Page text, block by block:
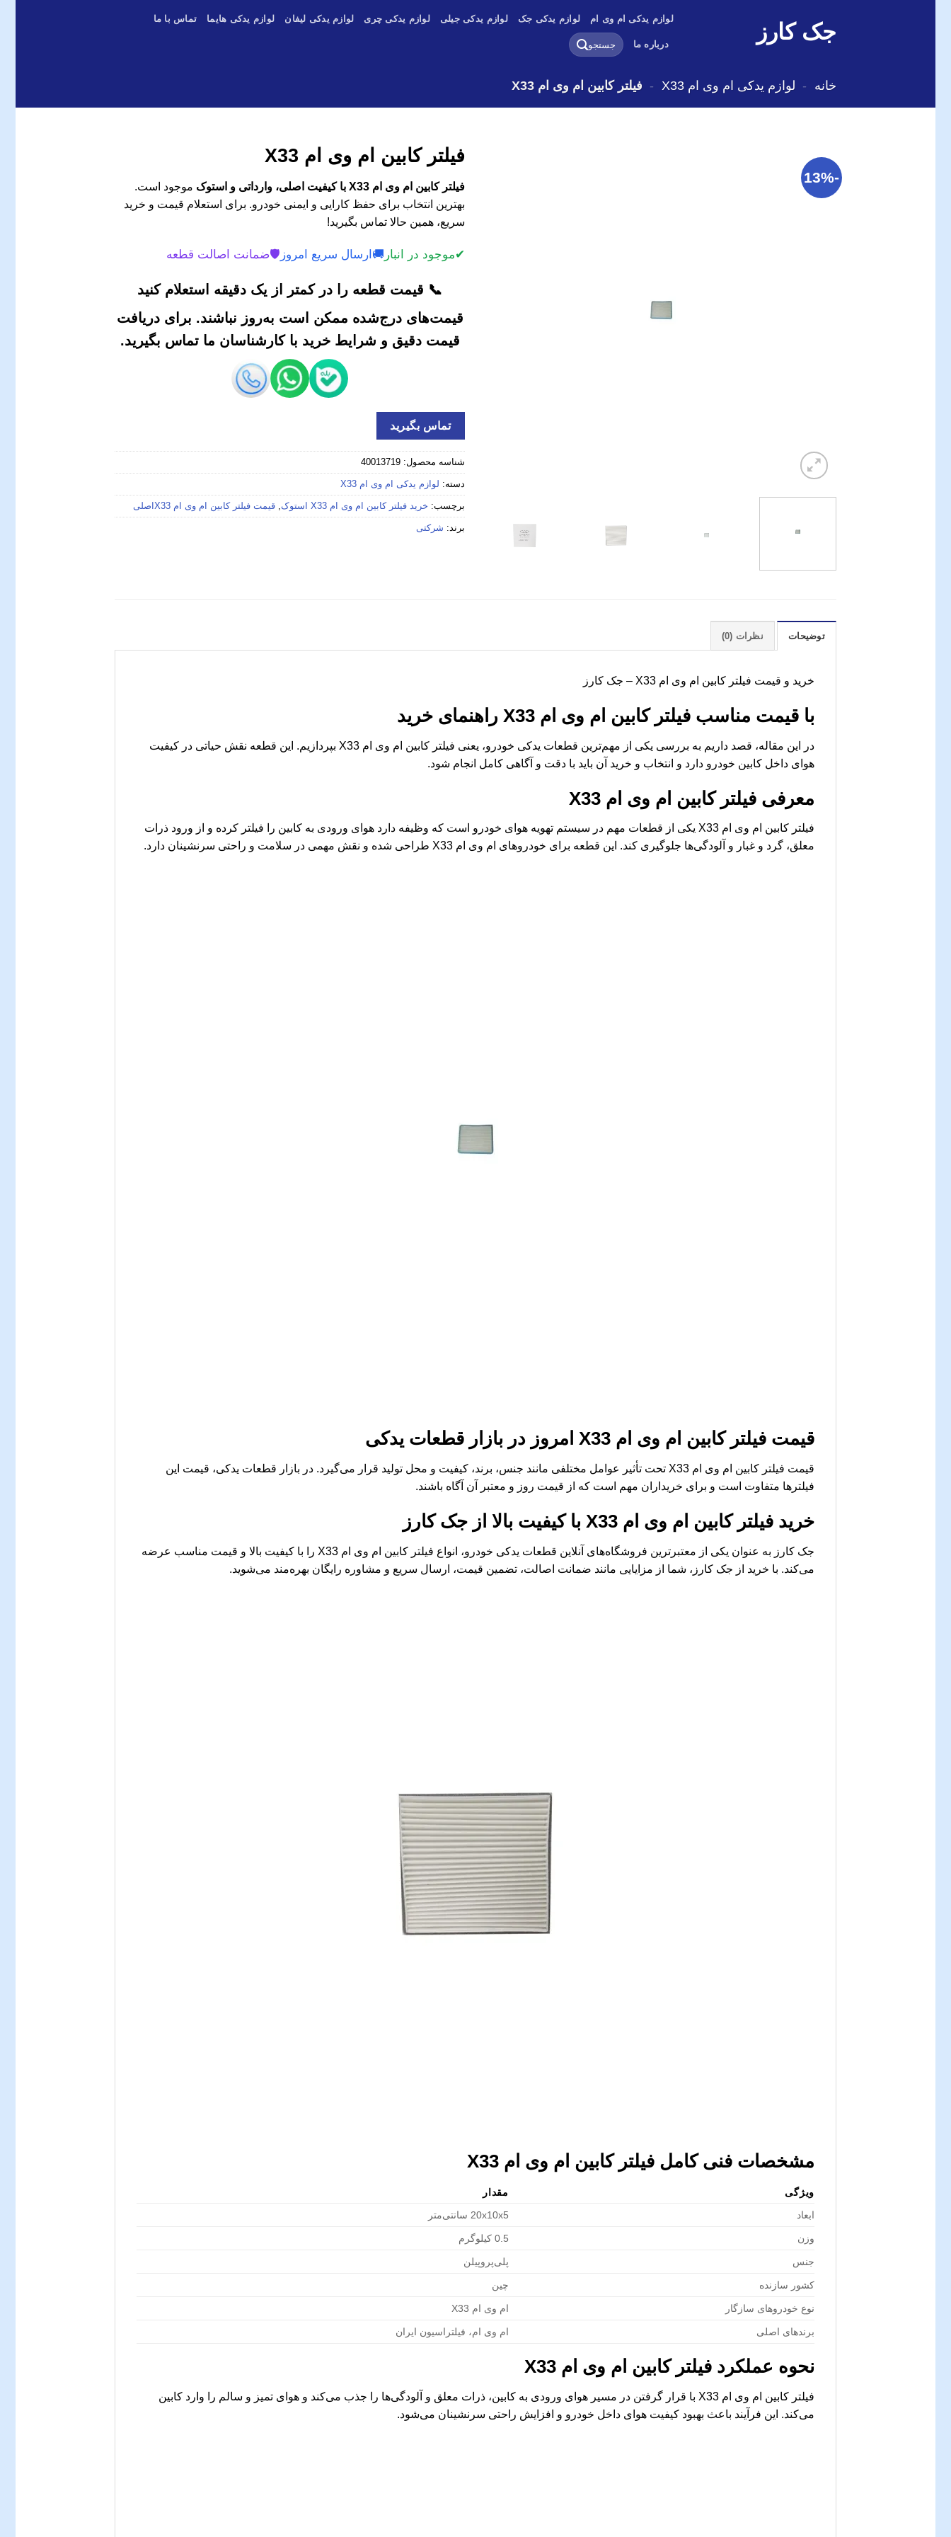
جک کارز
لوازم یدکی ام وی ام لوازم یدکی جک لوازم یدکی جیلی لوازم یدکی چری لوازم یدکی لیفان لوازم یدکی هایما تماس با ما
درباره ما
جستجو
برای:
خانه - لوازم یدکی ام وی ام X33 - فیلتر کابین ام وی ام X33
-13%
فیلتر کابین ام وی ام X33
فیلتر کابین ام وی ام X33 با کیفیت اصلی، وارداتی و استوک
موجود است.
بهترین انتخاب برای حفظ کارایی و ایمنی خودرو. برای استعلام قیمت و خرید
سریع، همین حالا تماس بگیرید!
✔موجود در انبار 🚚 ارسال سریع امروز 🛡️ضمانت اصالت قطعه
📞 قیمت قطعه را در کمتر از یک دقیقه استعلام کنید
قیمت‌های درج‌شده ممکن است به‌روز نباشند. برای دریافت
قیمت دقیق و شرایط خرید با کارشناسان ما تماس بگیرید.
تماس بگیرید
شناسه محصول: 40013719
دسته: لوازم یدکی ام وی ام X33
برچسب: خرید فیلتر کابین ام وی ام X33 استوک قیمت فیلتر کابین ام وی ام X33اصلی
برند: شرکتی
توضیحات نظرات (0)
خرید و قیمت فیلتر کابین ام وی ام X33 – جک کارز
با قیمت مناسب فیلتر کابین ام وی ام X33 راهنمای خرید
در این مقاله، قصد داریم به بررسی یکی از مهم‌ترین قطعات یدکی خودرو، یعنی فیلتر کابین ام وی ام X33 بپردازیم. این قطعه نقش حیاتی در کیفیت
هوای داخل کابین خودرو دارد و انتخاب و خرید آن باید با دقت و آگاهی کامل انجام شود.
معرفی فیلتر کابین ام وی ام X33
فیلتر کابین ام وی ام X33 یکی از قطعات مهم در سیستم تهویه هوای خودرو است که وظیفه دارد هوای ورودی به کابین را فیلتر کرده و از ورود ذرات
معلق، گرد و غبار و آلودگی‌ها جلوگیری کند. این قطعه برای خودروهای ام وی ام X33 طراحی شده و نقش مهمی در سلامت و راحتی سرنشینان دارد.
قیمت فیلتر کابین ام وی ام X33 امروز در بازار قطعات یدکی
قیمت فیلتر کابین ام وی ام X33 تحت تأثیر عوامل مختلفی مانند جنس، برند، کیفیت و محل تولید قرار می‌گیرد. در بازار قطعات یدکی، قیمت این
فیلترها متفاوت است و برای خریداران مهم است که از قیمت روز و معتبر آن آگاه باشند.
خرید فیلتر کابین ام وی ام X33 با کیفیت بالا از جک کارز
جک کارز به عنوان یکی از معتبرترین فروشگاه‌های آنلاین قطعات یدکی خودرو، انواع فیلتر کابین ام وی ام X33 را با کیفیت بالا و قیمت مناسب عرضه
می‌کند. با خرید از جک کارز، شما از مزایایی مانند ضمانت اصالت، تضمین قیمت، ارسال سریع و مشاوره رایگان بهره‌مند می‌شوید.
مشخصات فنی کامل فیلتر کابین ام وی ام X33
ویژگی
مقدار
ابعاد
20x10x5 سانتی‌متر
وزن 0.5 کیلوگرم
جنس پلی‌پروپیلن
کشور سازنده چین
نوع خودروهای سازگار ام وی ام X33
برندهای اصلی ام وی ام، فیلتراسیون ایران
نحوه عملکرد فیلتر کابین ام وی ام X33
فیلتر کابین ام وی ام X33 با قرار گرفتن در مسیر هوای ورودی به کابین، ذرات معلق و آلودگی‌ها را جذب می‌کند و هوای تمیز و سالم را وارد کابین
می‌کند. این فرآیند باعث بهبود کیفیت هوای داخل خودرو و افزایش راحتی سرنشینان می‌شود.